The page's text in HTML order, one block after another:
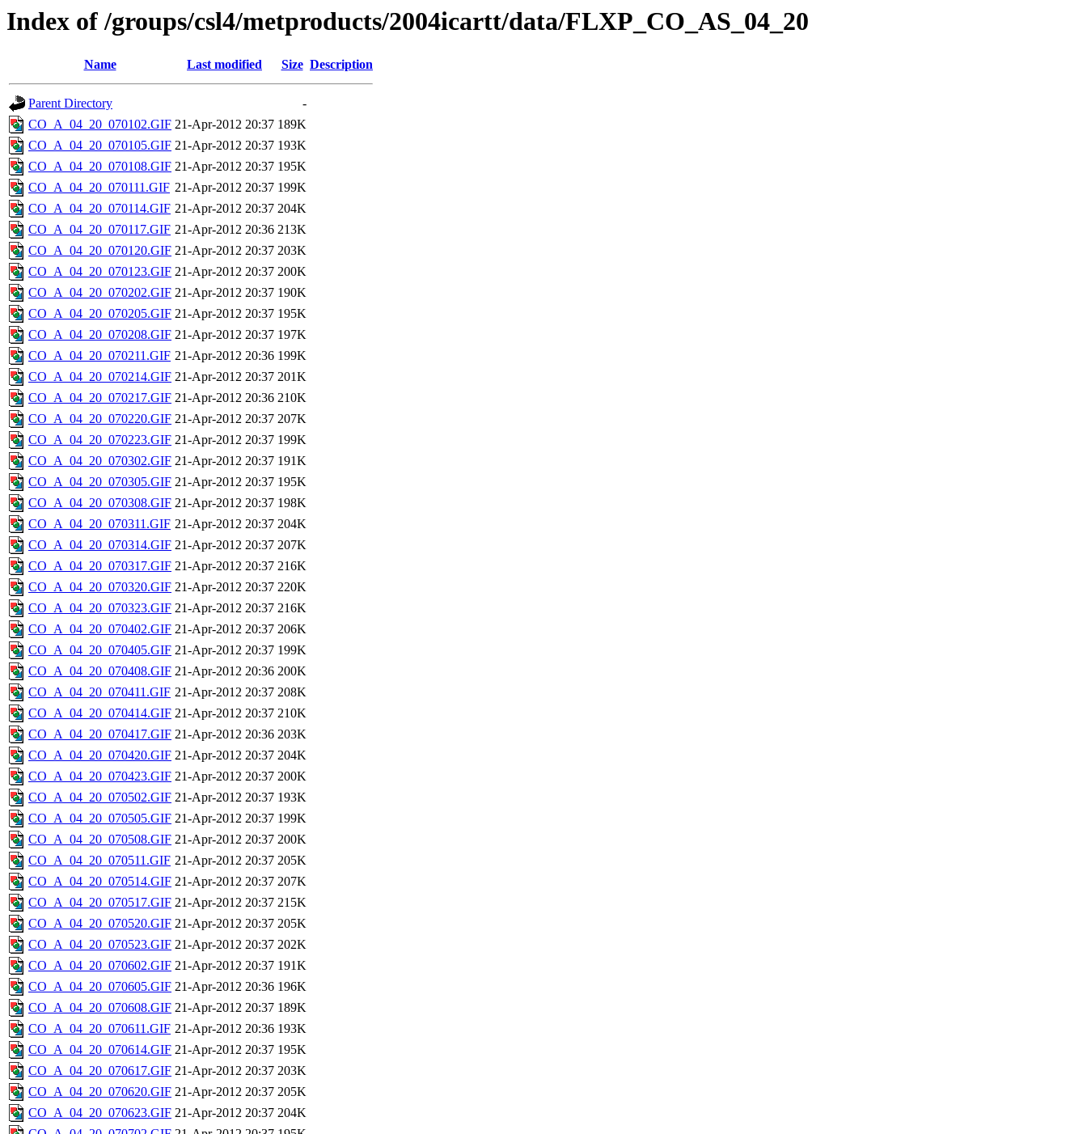
Index of /groups/csl4/metproducts/2004icartt/data/FLXP_CO_AS_04_20
Name Last modified Size Description
Parent Directory
-
CO_A_04_20_070102.GIF 21-Apr-2012 20:37 189K
CO_A_04_20_070105.GIF 21-Apr-2012 20:37 193K
CO_A_04_20_070108.GIF 21-Apr-2012 20:37 195K
CO_A_04_20_070111.GIF 21-Apr-2012 20:37 199K
CO_A_04_20_070114.GIF 21-Apr-2012 20:37 204K
CO_A_04_20_070117.GIF 21-Apr-2012 20:36 213K
CO_A_04_20_070120.GIF 21-Apr-2012 20:37 203K
CO_A_04_20_070123.GIF 21-Apr-2012 20:37 200K
CO_A_04_20_070202.GIF 21-Apr-2012 20:37 190K
CO_A_04_20_070205.GIF 21-Apr-2012 20:37 195K
CO_A_04_20_070208.GIF 21-Apr-2012 20:37 197K
CO_A_04_20_070211.GIF 21-Apr-2012 20:36 199K
CO_A_04_20_070214.GIF 21-Apr-2012 20:37 201K
CO_A_04_20_070217.GIF 21-Apr-2012 20:36 210K
CO_A_04_20_070220.GIF 21-Apr-2012 20:37 207K
CO_A_04_20_070223.GIF 21-Apr-2012 20:37 199K
CO_A_04_20_070302.GIF 21-Apr-2012 20:37 191K
CO_A_04_20_070305.GIF 21-Apr-2012 20:37 195K
CO_A_04_20_070308.GIF 21-Apr-2012 20:37 198K
CO_A_04_20_070311.GIF 21-Apr-2012 20:37 204K
CO_A_04_20_070314.GIF 21-Apr-2012 20:37 207K
CO_A_04_20_070317.GIF 21-Apr-2012 20:37 216K
CO_A_04_20_070320.GIF 21-Apr-2012 20:37 220K
CO_A_04_20_070323.GIF 21-Apr-2012 20:37 216K
CO_A_04_20_070402.GIF 21-Apr-2012 20:37 206K
CO_A_04_20_070405.GIF 21-Apr-2012 20:37 199K
CO_A_04_20_070408.GIF 21-Apr-2012 20:36 200K
CO_A_04_20_070411.GIF 21-Apr-2012 20:37 208K
CO_A_04_20_070414.GIF 21-Apr-2012 20:37 210K
CO_A_04_20_070417.GIF 21-Apr-2012 20:36 203K
CO_A_04_20_070420.GIF 21-Apr-2012 20:37 204K
CO_A_04_20_070423.GIF 21-Apr-2012 20:37 200K
CO_A_04_20_070502.GIF 21-Apr-2012 20:37 193K
CO_A_04_20_070505.GIF 21-Apr-2012 20:37 199K
CO_A_04_20_070508.GIF 21-Apr-2012 20:37 200K
CO_A_04_20_070511.GIF 21-Apr-2012 20:37 205K
CO_A_04_20_070514.GIF 21-Apr-2012 20:37 207K
CO_A_04_20_070517.GIF 21-Apr-2012 20:37 215K
CO_A_04_20_070520.GIF 21-Apr-2012 20:37 205K
CO_A_04_20_070523.GIF 21-Apr-2012 20:37 202K
CO_A_04_20_070602.GIF 21-Apr-2012 20:37 191K
CO_A_04_20_070605.GIF 21-Apr-2012 20:36 196K
CO_A_04_20_070608.GIF 21-Apr-2012 20:37 189K
CO_A_04_20_070611.GIF 21-Apr-2012 20:36 193K
CO_A_04_20_070614.GIF 21-Apr-2012 20:37 195K
CO_A_04_20_070617.GIF 21-Apr-2012 20:37 203K
CO_A_04_20_070620.GIF 21-Apr-2012 20:37 205K
CO_A_04_20_070623.GIF 21-Apr-2012 20:37 204K